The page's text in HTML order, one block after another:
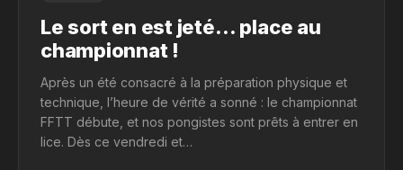
Le sort en est jeté… place au
championnat !
Après un été consacré à la préparation physique et
technique, l’heure de vérité a sonné : le championnat
FFTT débute, et nos pongistes sont prêts à entrer en
lice. Dès ce vendredi et…